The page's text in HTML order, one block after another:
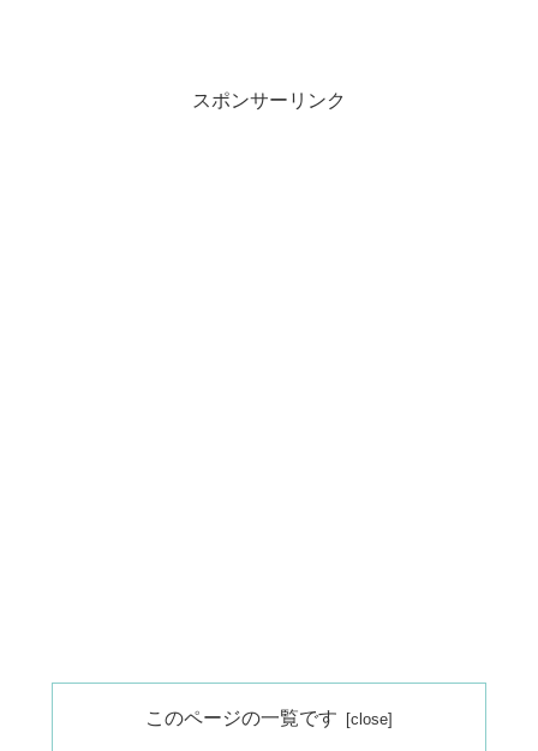
スポンサーリンク
このページの一覧です